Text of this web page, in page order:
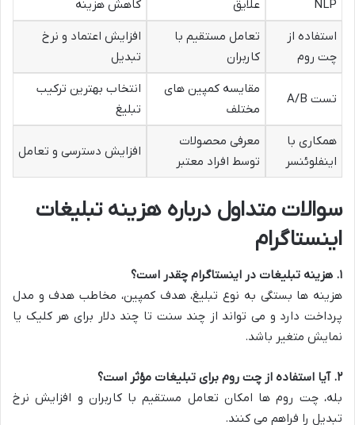
NLP
علایق
کاهش هزینه
استفاده از
چت روم
تعامل مستقیم با
کاربران
افزایش اعتماد و نرخ
تبدیل
تست A/B
مقایسه کمپین های
مختلف
انتخاب بهترین ترکیب
تبلیغ
همکاری با
اینفلوئنسر
معرفی محصولات
توسط افراد معتبر
افزایش دسترسی و تعامل
سوالات متداول درباره هزینه تبلیغات
اینستاگرام
۱. هزینه تبلیغات در اینستاگرام چقدر است؟
هزینه ها بستگی به نوع تبلیغ، هدف کمپین، مخاطب هدف و مدل
پرداخت دارد و می تواند از چند سنت تا چند دلار برای هر کلیک یا
نمایش متغیر باشد.
۲. آیا استفاده از چت روم برای تبلیغات مؤثر است؟
بله، چت روم ها امکان تعامل مستقیم با کاربران و افزایش نرخ
تبدیل را فراهم می کنند.